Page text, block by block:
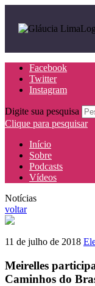
Facebook
Twitter
Instagram
Digite sua pesquisa
Clique para pesquisar
Início
Sobre
Podcasts
Vídeos
Notícias
voltar
11 de julho de 2018
Meirelles
Caminhos do